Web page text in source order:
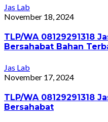
Jas Lab
November 18, 2024
TLP/WA 08129291318
Bersahabat Bahan
Jas Lab
November 17, 2024
TLP/WA 08129291318
Bersahabat